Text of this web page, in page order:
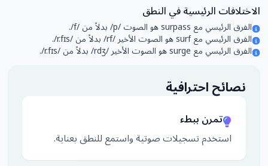
الاختلافات الرئيسية في النطق
الفرق الرئيسي مع surpass هو الصوت /p/ بدلاً من /f/.
الفرق الرئيسي مع surf هو الصوت الأخير /rf/ بدلاً من /r.fɪs/.
الفرق الرئيسي مع surge هو الصوت الأخير /rdʒ/ بدلاً من /r.fɪs/.
نصائح احترافية
تمرن ببطء
استخدم تسجيلات صوتية واستمع للنطق بعناية.